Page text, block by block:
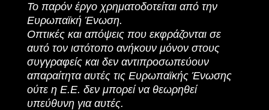
Το παρόν έργο χρηματοδοτείται από την
Ευρωπαϊκή Ένωση.
Οπτικές και απόψεις που εκφράζονται σε
αυτό τον ιστότοπο ανήκουν μόνον στους
συγγραφείς και δεν αντιπροσωπεύουν
απαραίτητα αυτές τις Ευρωπαϊκής Ένωσης
ούτε η Ε.Ε. δεν μπορεί να θεωρηθεί
υπεύθυνη για αυτές.